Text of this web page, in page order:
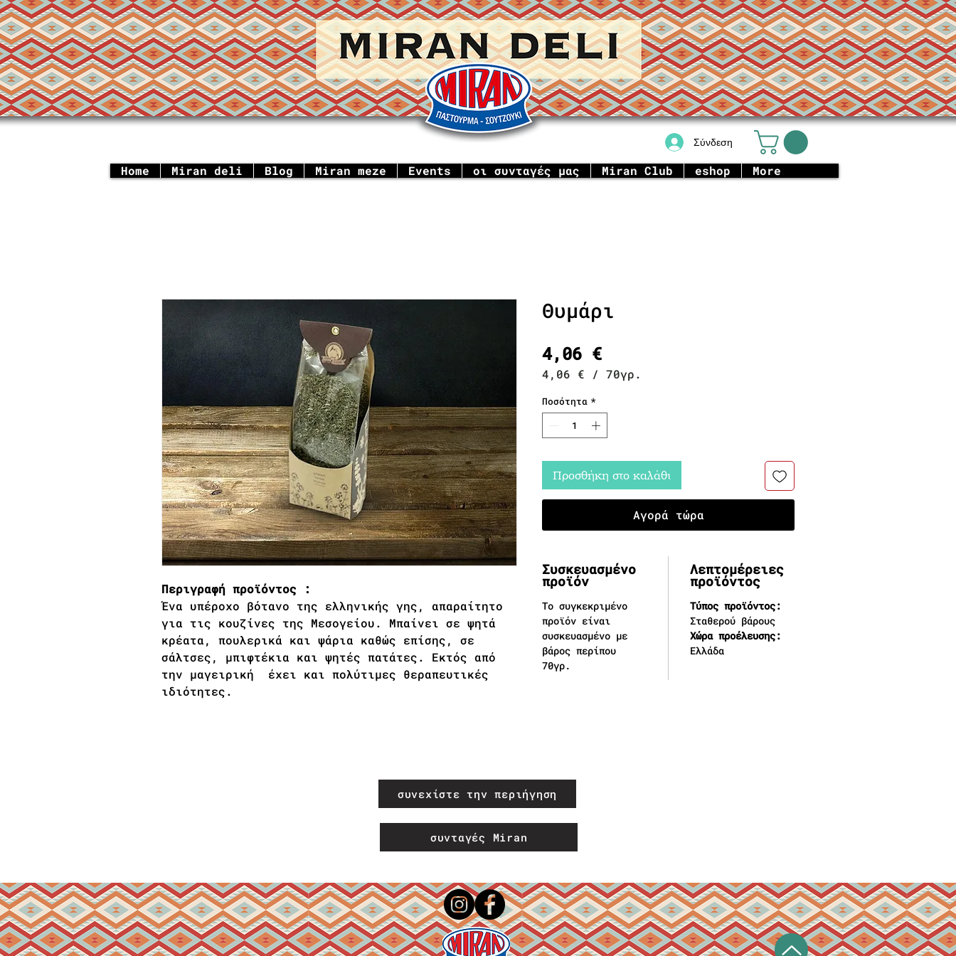
Σύνδεση
Home Miran deli Blog Miran meze Events οι συνταγές μας Miran Club eshop More
Περιγραφή προϊόντος :
Ένα υπέροχο βότανο της ελληνικής γης, απαραίτητο
για τις κουζίνες της Μεσογείου. Μπαίνει σε ψητά
κρέατα, πουλερικά και ψάρια καθώς επίσης, σε
σάλτσες, μπιφτέκια και ψητές πατάτες. Εκτός από
την μαγειρική έχει και πολύτιμες θεραπευτικές
ιδιότητες.
Θυμάρι
4,06 €Τιμή
4,06 € / 70γρ.
ανά
70
Γραμμάρια
Ποσότητα *
Προσθήκη στο καλάθι
Αγορά τώρα
Συσκευασμένο
προϊόν
Το συγκεκριμένο
προϊόν είναι
συσκευασμένο με
βάρος περίπου
70γρ.
Λεπτομέρειες
προϊόντος
Τύπος προϊόντος:
Σταθερού βάρους
Χώρα προέλευσης:
Ελλάδα
συνεχίστε την περιήγηση
συνταγές Miran